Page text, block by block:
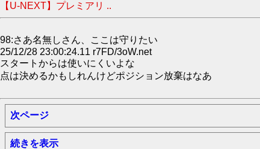
【U-NEXT】プレミアリ ..
98:さあ名無しさん、ここは守りたい
25/12/28 23:00:24.11 r7FD/3oW.net
スタートからは使いにくいよな
点は決めるかもしれんけどポジション放棄はなあ
次ページ
続きを表示